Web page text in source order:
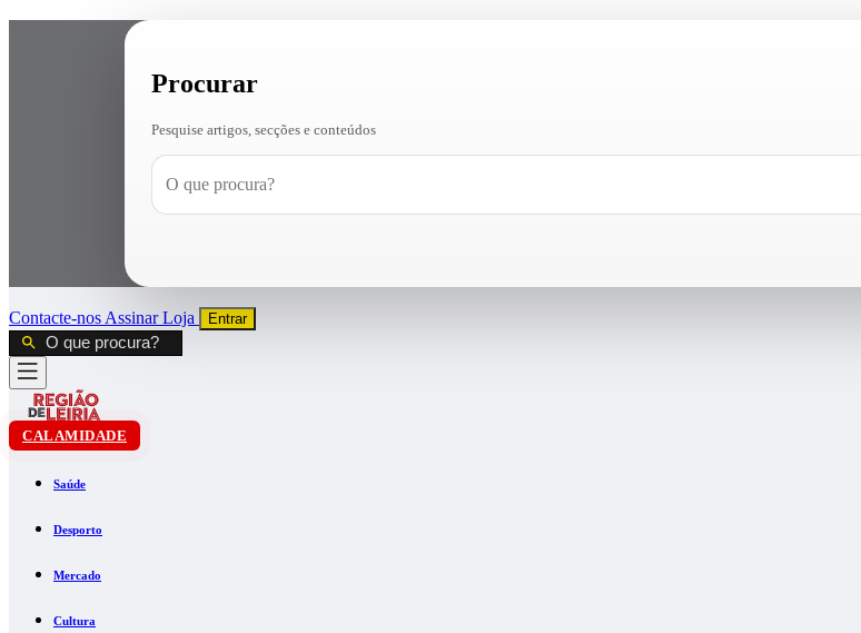
Procurar
Pesquise artigos, secções e conteúdos
Contacte-nos AssinarLoja Entrar
CALAMIDADE
Saúde
Desporto
Mercado
Cultura